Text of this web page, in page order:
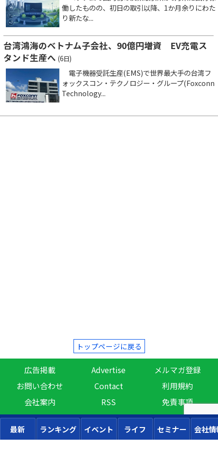
働したものの、初日の取引以降、1か月余りにわた
り新たな...
台湾鴻海のベトナム子会社、90億円増資 EV充電ス
タンド生産へ (6日)
電子機器受託生産(EMS)で世界最大手の台湾フ
ォックスコン・テクノロジー・グループ(Foxconn
Technology...
トップページに戻る
広告掲載 Advertise
メルマガ登録
お問い合わせ
Contact
利用規約
会社案内
RSS 免責事項
最新 ランキング イベント ライフ セミナー 会社